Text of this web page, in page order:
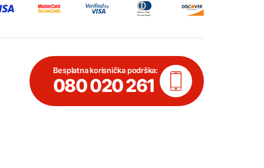
Besplatna korisnička podrška:
080 020 261